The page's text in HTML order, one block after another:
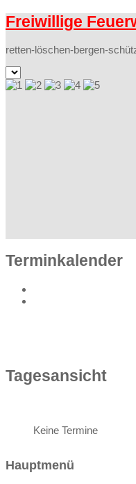
Freiwillige
retten-löschen-bergen-
Terminkalender
Tagesansicht
Keine Termine
Hauptmenü